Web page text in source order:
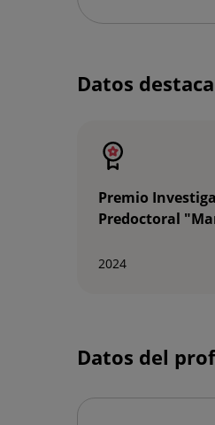
Datos
Premio
Predoctoral
2024
Datos del